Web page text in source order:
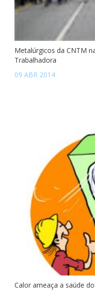
Metalúrgicos da CNTM
Trabalhadora
09 ABR 2014
Calor ameaça a saúde